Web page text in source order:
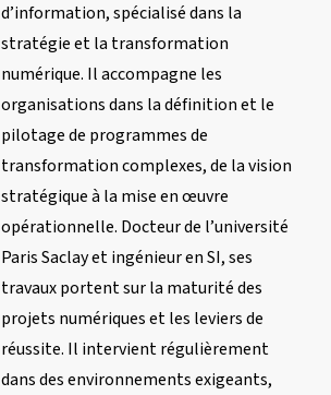
d’information, spécialisé dans la
stratégie et la transformation
numérique. Il accompagne les
organisations dans la définition et le
pilotage de programmes de
transformation complexes, de la vision
stratégique à la mise en œuvre
opérationnelle. Docteur de l’université
Paris Saclay et ingénieur en SI, ses
travaux portent sur la maturité des
projets numériques et les leviers de
réussite. Il intervient régulièrement
dans des environnements exigeants,